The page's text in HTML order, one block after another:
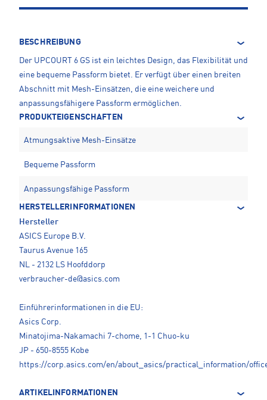
BESCHREIBUNG
Der UPCOURT 6 GS ist ein leichtes Design, das Flexibilität und
eine bequeme Passform bietet. Er verfügt über einen breiten
Abschnitt mit Mesh-Einsätzen, die eine weichere und
anpassungsfähigere Passform ermöglichen.
PRODUKTEIGENSCHAFTEN
Atmungsaktive Mesh-Einsätze
Bequeme Passform
Anpassungsfähige Passform
HERSTELLERINFORMATIONEN
Hersteller
ASICS Europe B.V.
Taurus Avenue 165
NL - 2132 LS Hoofddorp
verbraucher-de@asics.com
Einführerinformationen in die EU:
Asics Corp.
Minatojima-Nakamachi 7-chome, 1-1 Chuo-ku
JP - 650-8555 Kobe
https://corp.asics.com/en/about_asics/practical_information/
ARTIKELINFORMATIONEN